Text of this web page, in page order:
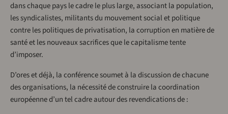
dans chaque pays le cadre le plus large, associant la population,
les syndicalistes, militants du mouvement social et politique
contre les politiques de privatisation, la corruption en matière de
santé et les nouveaux sacrifices que le capitalisme tente
d’imposer.
D’ores et déjà, la conférence soumet à la discussion de chacune
des organisations, la nécessité de construire la coordination
européenne d’un tel cadre autour des revendications de :